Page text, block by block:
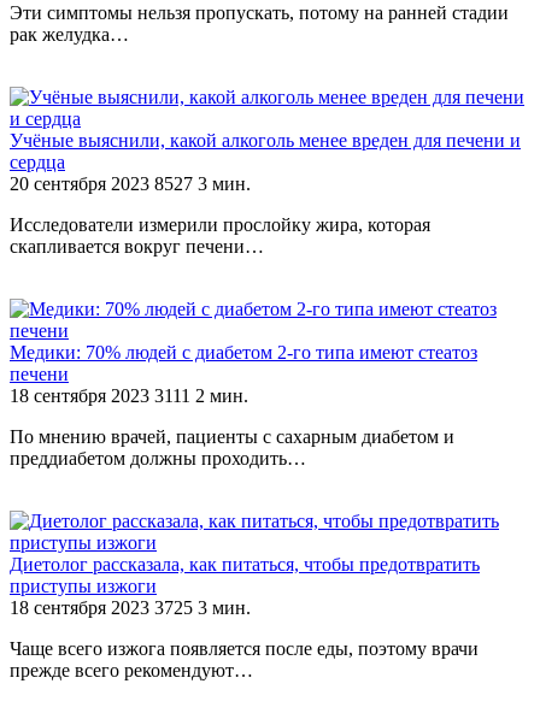
Эти симптомы нельзя пропускать, потому на ранней стадии
рак желудка…
Учёные выяснили, какой алкоголь менее вреден для печени и
сердца
20 сентября 2023 8527 3 мин.
Исследователи измерили прослойку жира, которая
скапливается вокруг печени…
Медики: 70% людей с диабетом 2-го типа имеют стеатоз
печени
18 сентября 2023 3111 2 мин.
По мнению врачей, пациенты с сахарным диабетом и
преддиабетом должны проходить…
Диетолог рассказала, как питаться, чтобы предотвратить
приступы изжоги
18 сентября 2023 3725 3 мин.
Чаще всего изжога появляется после еды, поэтому врачи
прежде всего рекомендуют…